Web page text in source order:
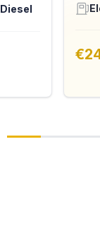
Diesel